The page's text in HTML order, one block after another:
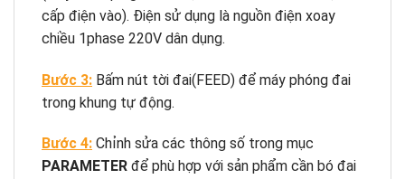
cấp điện vào). Điện sử dụng là nguồn điện xoay
chiều 1phase 220V dân dụng.
Bước 3: Bấm nút tời đai(FEED) để máy phóng đai
trong khung tự động.
Bước 4: Chỉnh sửa các thông số trong mục
PARAMETER để phù hợp với sản phẩm cần bó đai